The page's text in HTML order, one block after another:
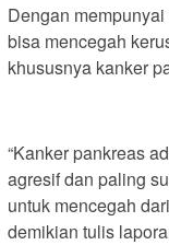
Dengan
bisa mencegah
khususnya kanker
“Kanker pankreas
agresif dan paling
untuk mencegah
demikian tulis